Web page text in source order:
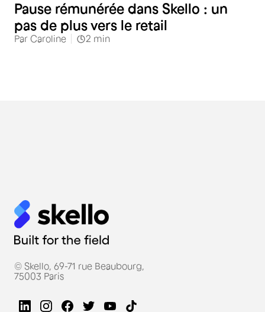
Pause rémunérée dans Skello : un
pas de plus vers le retail
Par Caroline 2 min
© Skello, 69-71 rue Beaubourg,
75003 Paris